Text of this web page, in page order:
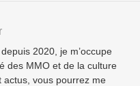
2020, je m’occupe
des MMO et de la culture
actus, vous pourrez me